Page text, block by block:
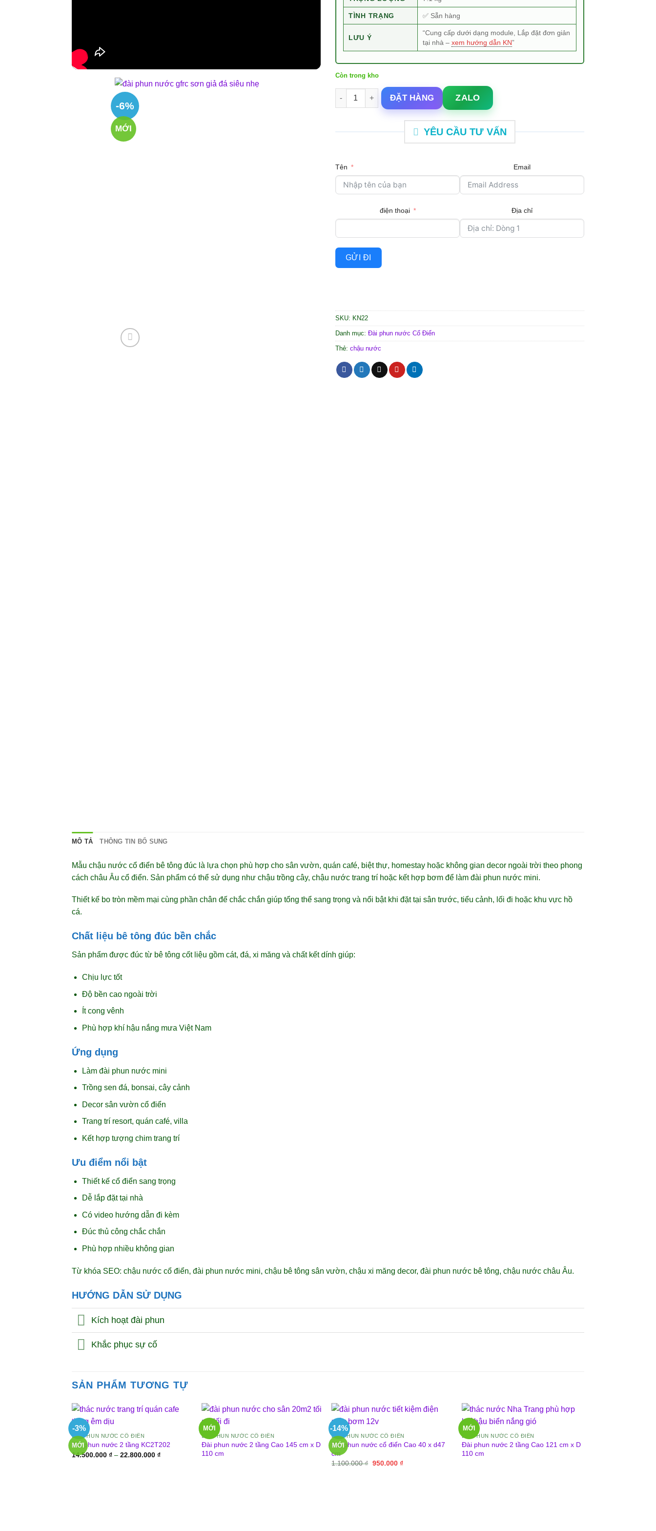
-6%
MỚI
TÌNH TRẠNG ✅ Sẵn hàng
LƯU Ý
“Cung cấp dưới dạng module, Lắp đặt đơn giản
tại nhà – xem hướng dẫn KN”
Còn trong kho
Đài phun nước cổ điển Cao 22 x d25 cm số lượng
ĐẶT HÀNG ZALO
YÊU CẦU TƯ VẤN
Tên
điện thoại
Email
Địa chỉ
GỬI ĐI
SKU: KN22
Danh mục: Đài phun nước Cổ Điển
Thẻ: chậu nước
MÔ TẢ THÔNG TIN BỔ SUNG
Mẫu chậu nước cổ điển bê tông đúc là lựa chọn phù hợp cho sân vườn, quán café, biệt thự, homestay hoặc không gian decor ngoài trời theo phong
cách châu Âu cổ điển. Sản phẩm có thể sử dụng như chậu trồng cây, chậu nước trang trí hoặc kết hợp bơm để làm đài phun nước mini.
Thiết kế bo tròn mềm mại cùng phần chân đế chắc chắn giúp tổng thể sang trọng và nổi bật khi đặt tại sân trước, tiểu cảnh, lối đi hoặc khu vực hồ
cá.
Chất liệu bê tông đúc bền chắc
Sản phẩm được đúc từ bê tông cốt liệu gồm cát, đá, xi măng và chất kết dính giúp:
Chịu lực tốt
Độ bền cao ngoài trời
Ít cong vênh
Phù hợp khí hậu nắng mưa Việt Nam
Ứng dụng
Làm đài phun nước mini
Trồng sen đá, bonsai, cây cảnh
Decor sân vườn cổ điển
Trang trí resort, quán café, villa
Kết hợp tượng chim trang trí
Ưu điểm nổi bật
Thiết kế cổ điển sang trọng
Dễ lắp đặt tại nhà
Có video hướng dẫn đi kèm
Đúc thủ công chắc chắn
Phù hợp nhiều không gian
Từ khóa SEO: chậu nước cổ điển, đài phun nước mini, chậu bê tông sân vườn, chậu xi măng decor, đài phun nước bê tông, chậu nước châu Âu.
HƯỚNG DẪN SỬ DỤNG
Kích hoạt đài phun
Khắc phục sự cố
SẢN PHẨM TƯƠNG TỰ
-3%
MỚI
ĐÀI PHUN NƯỚC CỔ ĐIỂN
Đài phun nước 2 tầng KC2T202
14.500.000 ₫ – 22.800.000 ₫Khoảng
MỚI
ĐÀI PHUN NƯỚC CỔ ĐIỂN
Đài phun nước 2 tầng Cao 145 cm x D
110 cm
-14%
MỚI
ĐÀI PHUN NƯỚC CỔ ĐIỂN
Đài phun nước cổ điển Cao 40 x d47
cm
1.100.000₫ Giá
950.000 ₫Giá
MỚI
ĐÀI PHUN NƯỚC CỔ ĐIỂN
Đài phun nước 2 tầng Cao 121 cm x D
110 cm